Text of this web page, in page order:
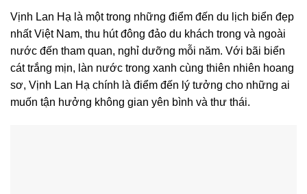
Vịnh Lan Hạ là một trong những điểm đến du lịch biển đẹp
nhất Việt Nam, thu hút đông đảo du khách trong và ngoài
nước đến tham quan, nghỉ dưỡng mỗi năm. Với bãi biển
cát trắng mịn, làn nước trong xanh cùng thiên nhiên hoang
sơ, Vịnh Lan Hạ chính là điểm đến lý tưởng cho những ai
muốn tận hưởng không gian yên bình và thư thái.